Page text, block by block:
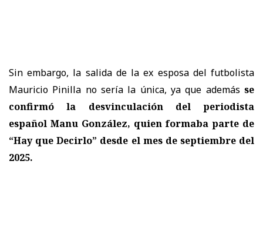
Sin embargo, la salida de la ex esposa del futbolista
Mauricio Pinilla no sería la única, ya que además se
confirmó la desvinculación del periodista
español Manu González, quien formaba parte de
“Hay que Decirlo” desde el mes de septiembre del
2025.